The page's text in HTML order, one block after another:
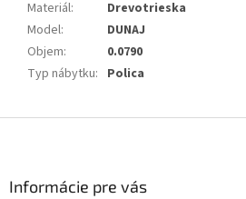
Materiál:
Drevotrieska
Model:
DUNAJ
Objem:
0.0790
Typ nábytku: Polica
Informácie pre vás